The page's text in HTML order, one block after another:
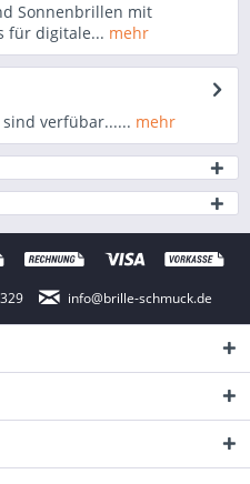
Sonnenbrillen mit
für digitale... mehr
verfübar...... mehr
info@brille-schmuck.de